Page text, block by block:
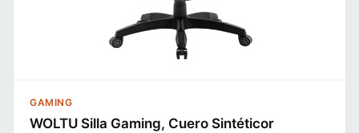
GAMING
WOLTU Silla Gaming, Cuero Sintéticor